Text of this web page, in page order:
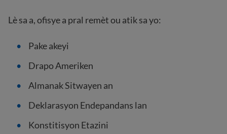
Lè sa a, ofisye a pral remèt ou atik sa yo:
Pake akeyi
Drapo Ameriken
Almanak Sitwayen an
Deklarasyon Endepandans lan
Konstitisyon Etazini